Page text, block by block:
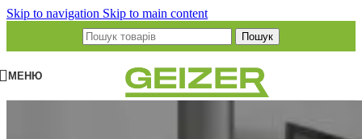
Skip to navigation Skip to main content
Пошук
МЕНЮ